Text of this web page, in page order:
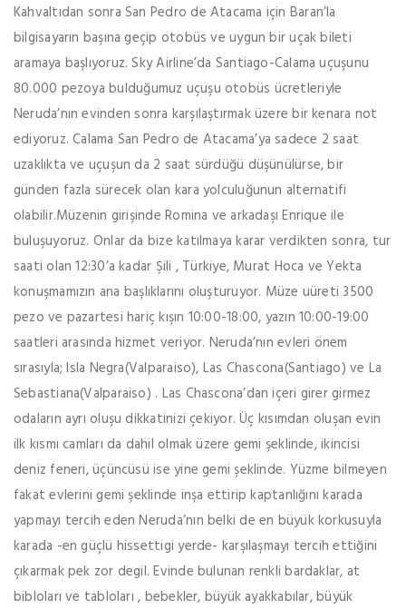
Kahvaltıdan sonra San Pedro de Atacama için Baran’la
bilgisayarın başına geçip otobüs ve uygun bir uçak bileti
aramaya başlıyoruz. Sky Airline’da Santiago-Calama uçuşunu
80.000 pezoya bulduğumuz uçuşu otobüs ücretleriyle
Neruda’nın evinden sonra karşılaştırmak üzere bir kenara not
ediyoruz. Calama San Pedro de Atacama’ya sadece 2 saat
uzaklıkta ve uçuşun da 2 saat sürdüğü düşünülürse, bir
günden fazla sürecek olan kara yolculuğunun alternatifi
olabilir.Müzenin girişinde Romina ve arkadaşı Enrique ile
buluşuyoruz. Onlar da bize katılmaya karar verdikten sonra, tur
saati olan 12:30’a kadar Şili , Türkiye, Murat Hoca ve Yekta
konuşmamızın ana başlıklarını oluşturuyor. Müze uüreti 3500
pezo ve pazartesi hariç kışın 10:00-18:00, yazın 10:00-19:00
saatleri arasında hizmet veriyor. Neruda’nın evleri önem
sırasıyla; Isla Negra(Valparaiso), Las Chascona(Santiago) ve La
Sebastiana(Valparaiso) . Las Chascona’dan içeri girer girmez
odaların ayrı oluşu dikkatinizi çekiyor. Üç kısımdan oluşan evin
ilk kısmı camları da dahil olmak üzere gemi şeklinde, ikincisi
deniz feneri, üçüncüsü ise yine gemi şeklinde. Yüzme bilmeyen
fakat evlerini gemi şeklinde inşa ettirip kaptanlığını karada
yapmayı tercih eden Neruda’nın belki de en büyük korkusuyla
karada -en güçlü hissettigi yerde- karşılaşmayı tercih ettiğini
çıkarmak pek zor degil. Evinde bulunan renkli bardaklar, at
bibloları ve tabloları , bebekler, büyük ayakkabılar, büyük